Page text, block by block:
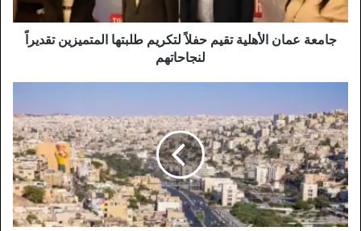
المتميزين
تقديراً
لنجاحاتهم
جامعة عمان الأهلية تقيم حفلاً لتكريم طلبتها المتميزين تقديراً
لنجاحاتهم
الأردن:
أجواء
صيفية
معتدلة
في
غالبية
المناطق
حتى